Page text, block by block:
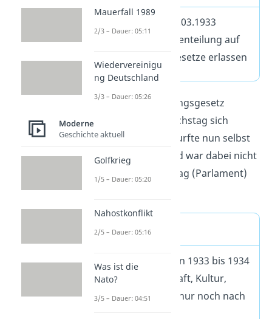
erlassen am 23.03.1933
hob die Gewaltenteilung auf
Hitler durfte Gesetze erlassen
Mit dem Ermächtigungsgesetz
entmachtete der Reichstag sich
selbst. Denn Hitler durfte nun selbst
Gesetze erlassen
und war dabei nicht
mehr an den Reichstag (Parlament)
Gleichschaltung
Entwicklung von 1933 bis 1934
Politik, Wirtschaft, Kultur,
soziales Leben nur noch nach
Mauerfall 1989
2/3 – Dauer: 05:11
Wiedervereinigu
ng Deutschland
3/3 – Dauer: 05:26
Moderne
Geschichte aktuell
Golfkrieg
1/5 – Dauer: 05:20
Nahostkonflikt
2/5 – Dauer: 05:16
Was ist die
Nato?
3/5 – Dauer: 04:51